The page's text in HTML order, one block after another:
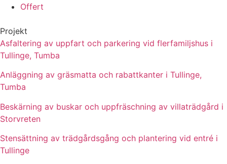
Offert
Projekt
Asfaltering av uppfart och parkering vid flerfamiljshus i
Tullinge, Tumba
Anläggning av gräsmatta och rabattkanter i Tullinge,
Tumba
Beskärning av buskar och uppfräschning av villaträdgård i
Storvreten
Stensättning av trädgårdsgång och plantering vid entré i
Tullinge